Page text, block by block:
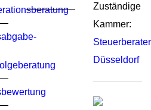
Zuständige
Kammer:
Düsseldorf